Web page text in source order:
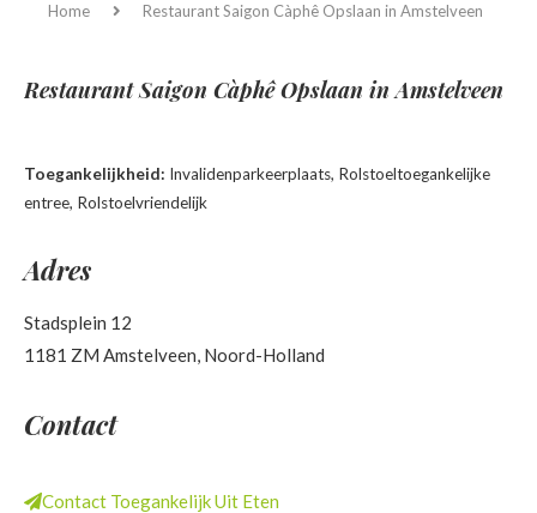
Home Restaurant Saigon Càphê Opslaan in Amstelveen
Restaurant Saigon CàphêOpslaan in Amstelveen
Toegankelijkheid: Invalidenparkeerplaats, Rolstoeltoegankelijke
entree, Rolstoelvriendelijk
Adres
Stadsplein 12
1181 ZM Amstelveen, Noord-Holland
Contact
Contact Toegankelijk Uit Eten